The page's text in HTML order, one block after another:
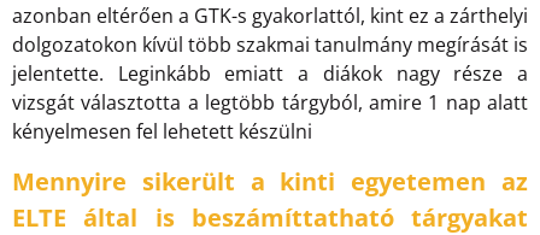
azonban eltérően a GTK-s gyakorlattól, kint ez a zárthelyi
dolgozatokon kívül több szakmai tanulmány megírását is
jelentette. Leginkább emiatt a diákok nagy része a
vizsgát választotta a legtöbb tárgyból, amire 1 nap alatt
kényelmesen fel lehetett készülni
Mennyire sikerült a kinti egyetemen az
ELTE által is beszámíttatható tárgyakat